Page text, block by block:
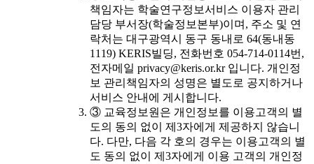
책임자는 학술연구정보서비스 이용자 관리
담당 부서장(학술정보본부)이며, 주소 및 연
락처는 대구광역시 동구 동내로 64(동내동
1119) KERIS빌딩, 전화번호 054-714-0114번,
전자메일 privacy@keris.or.kr 입니다. 개인정
보 관리책임자의 성명은 별도로 공지하거나
서비스 안내에 게시합니다.
③ 교육정보원은 개인정보를 이용고객의 별
도의 동의 없이 제3자에게 제공하지 않습니
다. 다만, 다음 각 호의 경우는 이용고객의 별
도 동의 없이 제3자에게 이용 고객의 개인정